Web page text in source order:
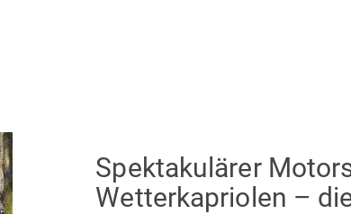
Spektakulärer
Wetterkapriolen –